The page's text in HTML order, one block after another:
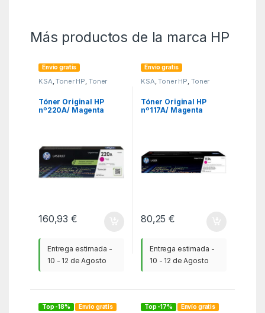
Más productos de la marca HP
Envío gratis
KSA,Toner HP, Toner
Tóner Original HP
nº220A/ Magenta
160,93€
Entrega estimada -
10 - 12 de Agosto
Envío gratis
KSA,Toner HP, Toner
Tóner Original HP
nº117A/ Magenta
80,25€
Entrega estimada -
10 - 12 de Agosto
Top -18% Envío gratis Top -17% Envío gratis